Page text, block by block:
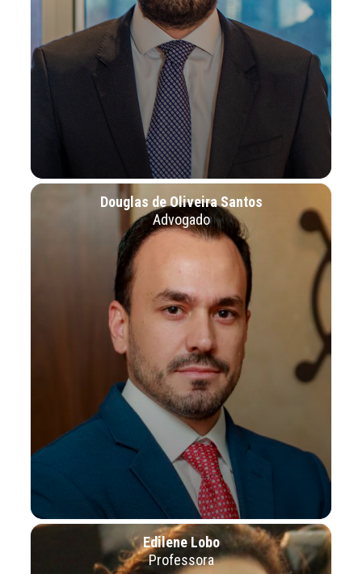
Douglas de Oliveira Santos
Advogado
Edilene Lobo
Professora